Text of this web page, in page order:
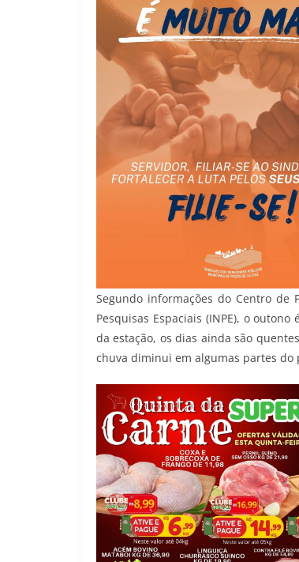
Segundo informações do Centro de
Pesquisas Espaciais (INPE), o
da estação, os dias ainda são
chuva diminui em algumas partes do